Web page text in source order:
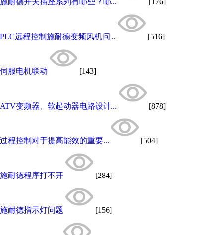
施耐德开关插座系列有哪些？哪... [176]
PLC远程控制施耐德变频风机问... [516]
伺服电机联动 [143]
ATV变频器、软起动器电路设计... [878]
过程控制对于提高能效的重要... [504]
施耐德程序打不开 [284]
施耐德指示灯问题 [156]